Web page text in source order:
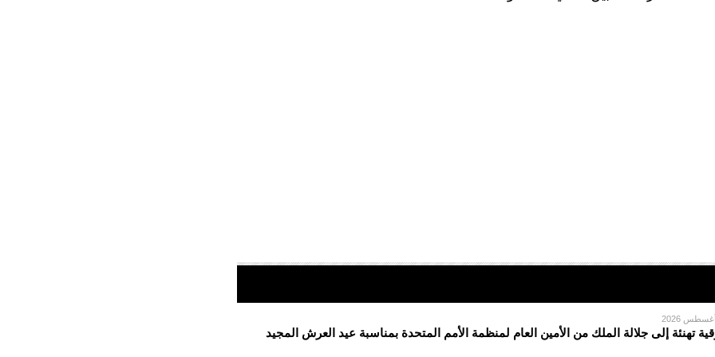
تهنئة إلى جلالة الملك من الأمين العام لمنظمة الأمم المتحدة بمناسبة عيد العرش المجيد